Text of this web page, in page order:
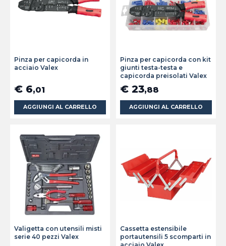
Pinza per capicorda in
acciaio Valex
€ 6,01
AGGIUNGI AL CARRELLO
Pinza per capicorda con kit
giunti testa-testa e
capicorda preisolati Valex
€ 23,88
AGGIUNGI AL CARRELLO
Valigetta con utensili misti
serie 40 pezzi Valex
Cassetta estensibile
portautensili 5 scomparti in